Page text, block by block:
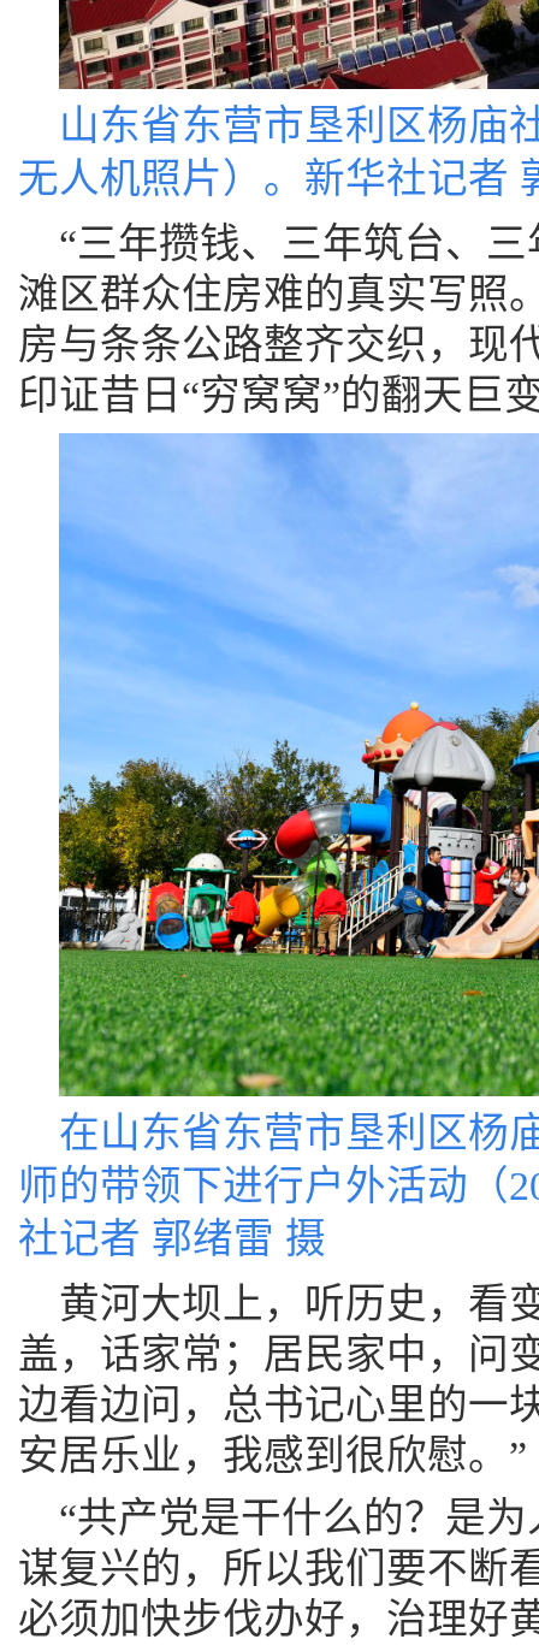
山东省东营市垦利区杨庙
无人机照片）。 新华社记者
“三年攒钱、三年筑台、
滩区群众住房难的真实写照
房与条条公路整齐交织，现
印证昔日“穷窝窝”的翻天巨
在山东省东营市垦利区杨
师的带领下进行户外活动（
社记者 郭绪雷 摄
黄河大坝上，听历史，看
盖，话家常；居民家中，
边看边问，总书记心里的一
安居乐业，我感到很欣慰。”
“共产党是干什么的？是
谋复兴的，所以我们要不断
必须加快步伐办好，治理好